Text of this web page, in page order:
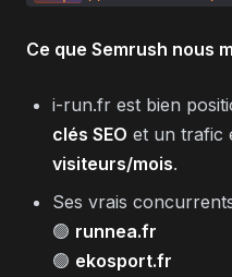
Ce que Semrush nous
i-run.fr est bien
clés SEO et un trafic
visiteurs/mois.
Ses vrais
🟢 runnea.fr
🟢 ekosport.fr